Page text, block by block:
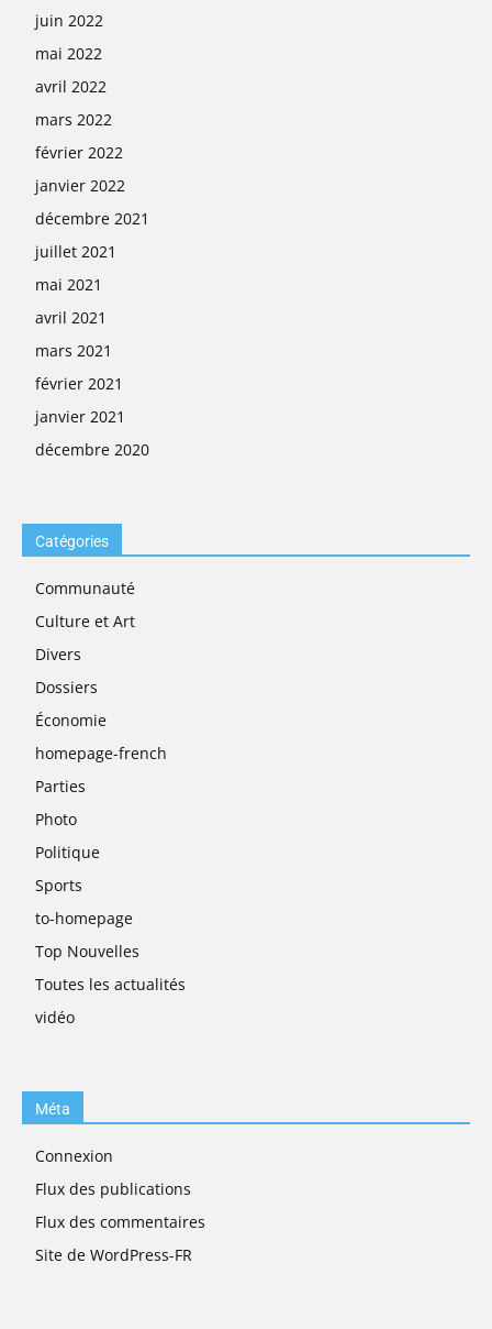
juin 2022
mai 2022
avril 2022
mars 2022
février 2022
janvier 2022
décembre 2021
juillet 2021
mai 2021
avril 2021
mars 2021
février 2021
janvier 2021
décembre 2020
Catégories
Communauté
Culture et Art
Divers
Dossiers
Économie
homepage-french
Parties
Photo
Politique
Sports
to-homepage
Top Nouvelles
Toutes les actualités
vidéo
Méta
Connexion
Flux des publications
Flux des commentaires
Site de WordPress-FR